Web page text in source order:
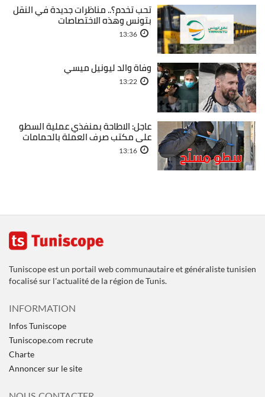
تحب تخدم؟.. مناظرات جديدة في النقل
بتونس وهذه الاختصاصات
13:36
وفاة والد ليونيل ميسي
13:22
عاجل: الاطاحة بمنفذي عملية السطو
على مكتب صرف العملة بالحمامات
13:16
Tuniscope est un portail web communautaire et généraliste tunisien
focalisé sur l'actualité de la région de Tunis.
INFORMATION
Infos Tuniscope
Tuniscope.com recrute
Charte
Annoncer sur le site